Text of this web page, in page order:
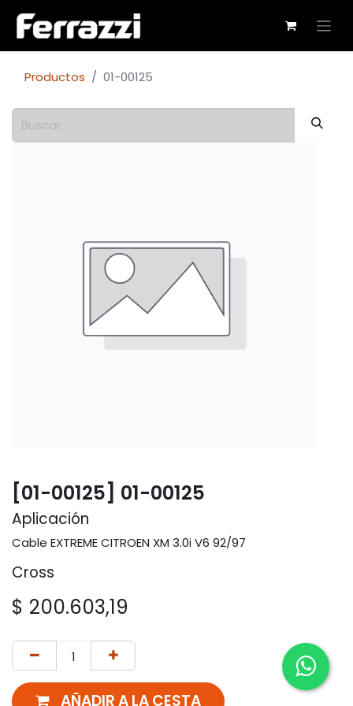
Productos 01-00125
[01-00125] 01-00125
Aplicación
Cable EXTREME CITROEN XM 3.0i V6 92/97
Cross
$ 200.603,19
AÑADIR A LA CESTA